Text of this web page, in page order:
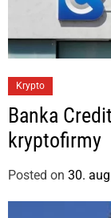
a
t
e
o
r
Krypto
Banka
kryptofirmy
Posted on 30.